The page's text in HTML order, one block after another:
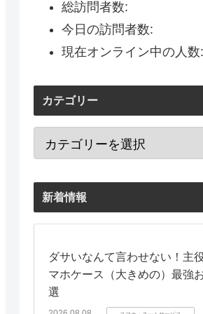
総訪問者数:
今日の訪問者数:
現在オンライン中の人数:
カテゴリー
新着情報
ダサいなんて言わせない！主
マホケース（大きめの）最強
選